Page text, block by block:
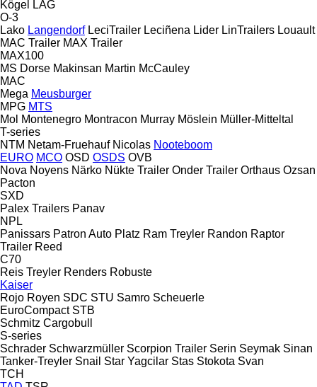
Kögel
LAG
O-3
Lako Langendorf LeciTrailer Leciñena Lider LinTrailers Louault
MAC Trailer MAX Trailer
MAX100
MS Dorse Makinsan Martin McCauley
MAC
Mega Meusburger
MPG MTS
Mol Montenegro Montracon Murray Möslein Müller-Mitteltal
T-series
NTM Netam-Fruehauf Nicolas Nooteboom
EURO MCO OSD OSDS OVB
Nova Noyens Närko Nükte Trailer Onder Trailer Orthaus Ozsan
Pacton
SXD
Palex Trailers Panav
NPL
Panissars Patron Auto Platz Ram Treyler Randon Raptor
Trailer Reed
C70
Reis Treyler Renders Robuste
Kaiser
Rojo Royen SDC STU Samro Scheuerle
EuroCompact STB
Schmitz Cargobull
S-series
Schrader Schwarzmüller Scorpion Trailer Serin Seymak Sinan
Tanker-Treyler Snail Star Yagcilar Stas Stokota Svan
TCH